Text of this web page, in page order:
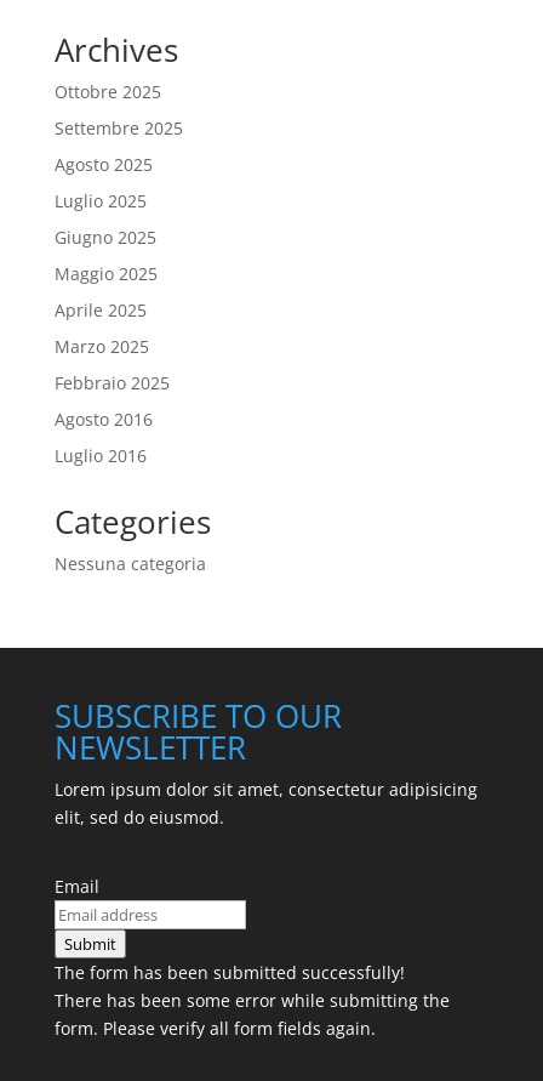
Archives
Ottobre 2025
Settembre 2025
Agosto 2025
Luglio 2025
Giugno 2025
Maggio 2025
Aprile 2025
Marzo 2025
Febbraio 2025
Agosto 2016
Luglio 2016
Categories
Nessuna categoria
SUBSCRIBE TO OUR
NEWSLETTER
Lorem ipsum dolor sit amet, consectetur adipisicing
elit, sed do eiusmod.
Email
Submit
The form has been submitted successfully!
There has been some error while submitting the
form. Please verify all form fields again.